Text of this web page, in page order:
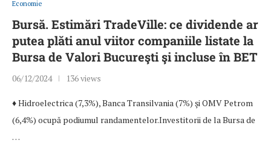
Economie
Bursă. Estimări TradeVille: ce dividende ar
putea plăti anul viitor companiile listate la
Bursa de Valori Bucureşti şi incluse în BET
06/12/2024 136 views
♦ Hidroelectrica (7,3%), Banca Transilvania (7%) şi OMV Petrom
(6,4%) ocupă podiumul randamentelor.Investitorii de la Bursa de
…